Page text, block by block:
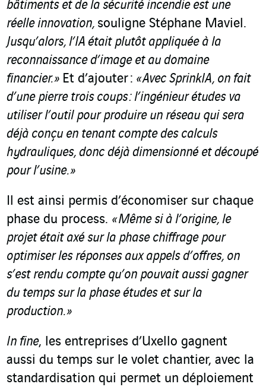
bâtiments et de la sécurité incendie est une
réelle innovation, souligne Stéphane Maviel.
Jusqu’alors, l’IA était plutôt appliquée à la
reconnaissance d’image et au domaine
financier. » Et d’ajouter : « Avec SprinkIA, on fait
d’une pierre trois coups : l’ingénieur études va
utiliser l’outil pour produire un réseau qui sera
déjà conçu en tenant compte des calculs
hydrauliques, donc déjà dimensionné et découpé
pour l’usine. »
Il est ainsi permis d’économiser sur chaque
phase du process. « Même si à l’origine, le
projet était axé sur la phase chiffrage pour
optimiser les réponses aux appels d’offres, on
s’est rendu compte qu’on pouvait aussi gagner
du temps sur la phase études et sur la
production. »
In fine, les entreprises d’Uxello gagnent
aussi du temps sur le volet chantier, avec la
standardisation qui permet un déploiement